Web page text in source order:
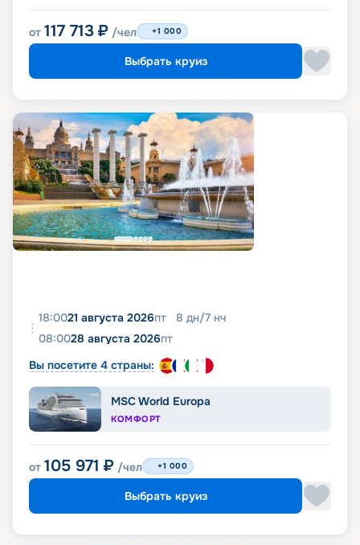
от 117 713 ₽ /чел +1 000
Выбрать круиз
18:0021 августа 2026пт 8 дн/7 нч
08:0028 августа 2026пт
Вы посетите 4 страны:
MSC World Europa
КОМФОРТ
от 105 971 ₽ /чел +1 000
Выбрать круиз